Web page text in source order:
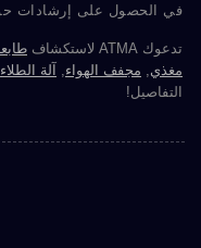
في الحصول على إرشادات
تدعوك ATMA لاستكشاف
مغذي
مجفف الهواء آلة الطلاء
التفاصيل!